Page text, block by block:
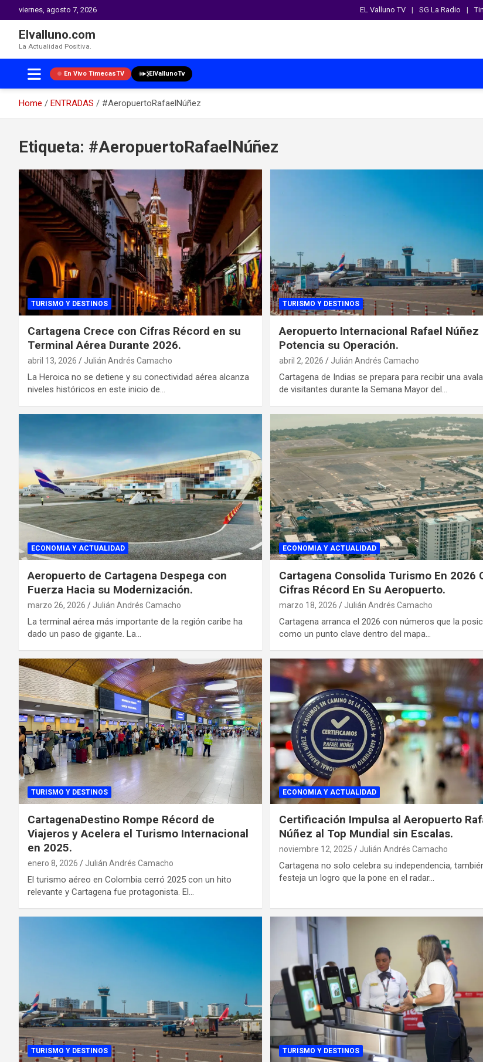
viernes, agosto 7, 2026 EL Valluno TV SG La Radio
Elvalluno.com
La Actualidad Positiva.
En Vivo TimecasTV ElVallunoTv
Home ENTRADAS
#AeropuertoRafaelNúñez
contentEtiqueta: #AeropuertoRafaelNúñez
TURISMO Y DESTINOS
Cartagena Crece con Cifras Récord en su
Terminal Aérea Durante 2026.
abril 13, 2026 Julián Andrés Camacho
La Heroica no se detiene y su conectividad aérea alcanza
niveles históricos en este inicio de…
TURISMO Y DESTINOS
Aeropuerto Internacional Rafael Núñez
Potencia su Operación.
abril 2, 2026 Julián Andrés Camacho
Cartagena de Indias se prepara para recibir una
de visitantes durante la Semana Mayor del…
ECONOMIA Y ACTUALIDAD
Aeropuerto de Cartagena Despega con
Fuerza Hacia su Modernización.
marzo 26, 2026 Julián Andrés Camacho
La terminal aérea más importante de la región caribe ha
dado un paso de gigante. La…
ECONOMIA Y ACTUALIDAD
Cartagena Consolida Turismo En 2026
Cifras Récord En Su Aeropuerto.
marzo 18, 2026 Julián Andrés Camacho
Cartagena arranca el 2026 con números que la
como un punto clave dentro del mapa…
TURISMO Y DESTINOS
CartagenaDestino Rompe Récord de
Viajeros y Acelera el Turismo Internacional
en 2025.
enero 8, 2026 Julián Andrés Camacho
El turismo aéreo en Colombia cerró 2025 con un hito
relevante y Cartagena fue protagonista. El…
ECONOMIA Y ACTUALIDAD
Certificación Impulsa al Aeropuerto
Núñez al Top Mundial sin Escalas.
noviembre 12, 2025 Julián Andrés Camacho
Cartagena no solo celebra su independencia,
festeja un logro que la pone en el radar…
TURISMO Y DESTINOS TURISMO Y DESTINOS